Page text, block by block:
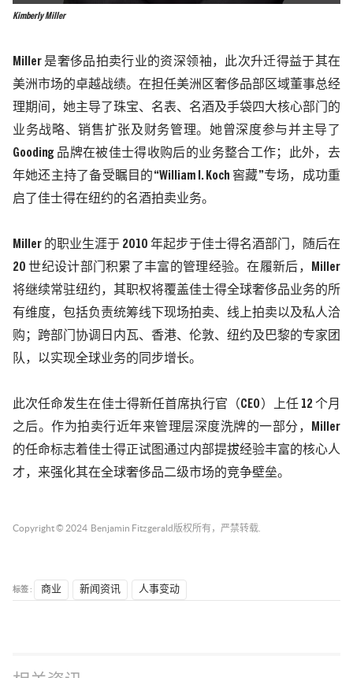
Kimberly Miller
Miller 是奢侈品拍卖行业的资深领袖，此次升迁得益于其在
美洲市场的卓越战绩。 在担任美洲区奢侈品部区域董事总经
理期间，她主导了珠宝、名表、名酒及手袋四大核心部门的
业务战略、销售扩张及财务管理。她曾深度参与并主导了
Gooding 品牌在被佳士得收购后的业务整合工作；此外，去
年她还主持了备受瞩目的 “William I. Koch 窖藏”专场，成功重
启了佳士得在纽约的名酒拍卖业务。
Miller 的职业生涯于 2010年起步于佳士得名酒部门，随后在
20世纪设计部门积累了丰富的管理经验。在履新后，
Miller
将继续常驻纽约，其职权将覆盖佳士得全球奢侈品业务的所
有维度 ，包括负责统筹线下现场拍卖、线上拍卖以及私人洽
购 ； 跨部门协调日内瓦、香港、伦敦、纽约及巴黎的专家团
队，以实现全球业务的同步增长。
此次任命发生在佳士得新任首席执行官（ CEO ）上任 12 个月
之后。作为拍卖行近年来管理层深度洗牌的一部分，
Miller
的任命标志着佳士得正试图通过内部提拔经验丰富的核心人
才，来强化其在全球奢侈品二级市场的竞争壁垒。
Copyright © 2024 Benjamin Fitzgerald 版权所有，严禁转载.
标签 : 商业 新闻资讯 人事变动